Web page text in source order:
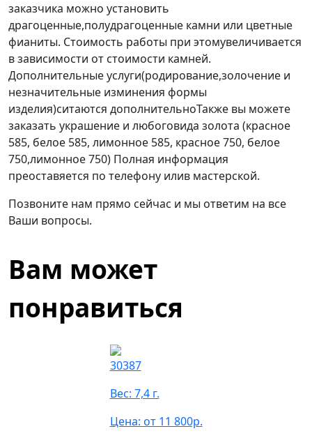
заказчика можно установить
драгоценные,полудрагоценные камни или цветные
фианиты. Стоимость работы при этомувеличивается
в зависимости от стоимости камней.
Дополнительные услуги(родирование,золочение и
незначительные изминения формы
изделия)ситаются дополнительноТакже вы можете
заказать украшение и любоговида золота (красное
585, белое 585, лимонное 585, красное 750, белое
750,лимонное 750) Полная информация
преоставяется по телефону илив мастерской.
Позвоните нам прямо сейчас и мы ответим на все
Ваши вопросы.
Вам может
понравиться
30387
Вес: 7,4 г.
Цена: от 11 800р.